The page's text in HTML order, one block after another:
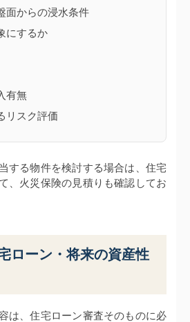
面からの浸水条件
にするか
有無
リスク評価
する物件を検討する場合は、住宅
、火災保険の見積りも確認してお
ローン・将来の資産性
は、住宅ローン審査そのものに必